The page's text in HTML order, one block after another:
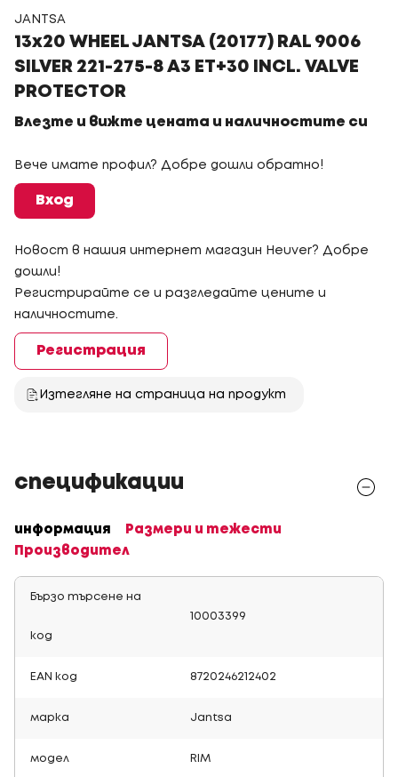
JANTSA
13x20 WHEEL JANTSA (20177) RAL 9006
SILVER 221-275-8 A3 ET+30 INCL. VALVE
PROTECTOR
Влезте и вижте цената и наличностите си
Вече имате профил? Добре дошли обратно!
Вход
Новост в нашия интернет магазин Heuver? Добре
дошли!
Регистрирайте се и разгледайте цените и
наличностите.
Регистрация
Изтегляне на страница на продукт
спецификации
информация
Размери и тежести
Производител
Бързо търсене на
код
10003399
EAN код 8720246212402
марка Jantsa
модел RIM